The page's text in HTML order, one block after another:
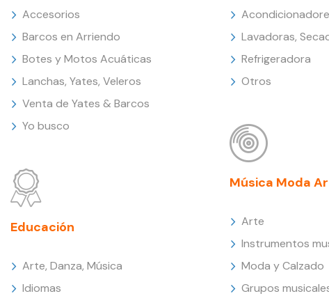
Accesorios
Barcos en Arriendo
Botes y Motos Acuáticas
Lanchas, Yates, Veleros
Venta de Yates & Barcos
Yo busco
Educación
Arte, Danza, Música
Idiomas
Lavadoras,
Refrigeradora
Otros
Música Moda
Arte
Instrumentos
Moda y Calzado
Grupos